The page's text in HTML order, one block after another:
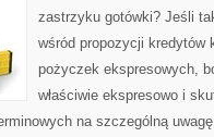
zastrzyku gotówki? Jeśli
wśród propozycji kredytów
pożyczek ekspresowych,
właściwie ekspresowo i
na szczególną